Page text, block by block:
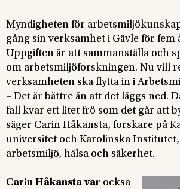
Myndigheten för
gång sin verksamhet i Gävle för fem
Uppgiften är att sammanställa och
om arbetsmiljöforskningen. Nu vill
verksamheten ska flytta in i
– Det är bättre än att det läggs ned.
fall kvar ett litet frö som det går att
säger Carin Håkansta, forskare på
universitet och Karolinska
arbetsmiljö, hälsa och säkerhet.
Carin Håkansta var också